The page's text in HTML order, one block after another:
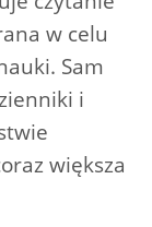
w celu
Sam
i
większa